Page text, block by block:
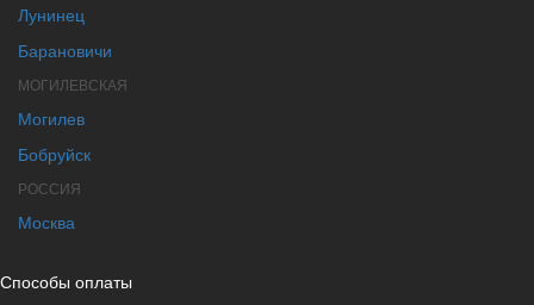
Лунинец
Барановичи
МОГИЛЕВСКАЯ
Могилев
Бобруйск
РОССИЯ
Москва
Способы оплаты